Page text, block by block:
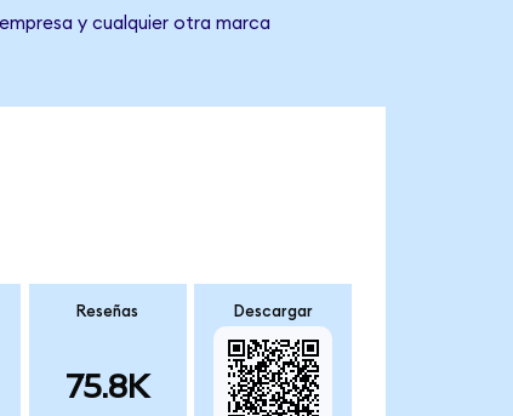
y cualquier otra marca
Reseñas
75.8K
Descargar